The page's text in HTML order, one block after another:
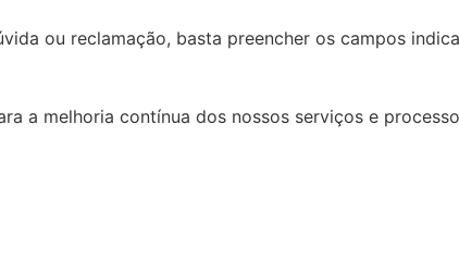
ou reclamação, basta preencher os campos
a melhoria contínua dos nossos serviços e